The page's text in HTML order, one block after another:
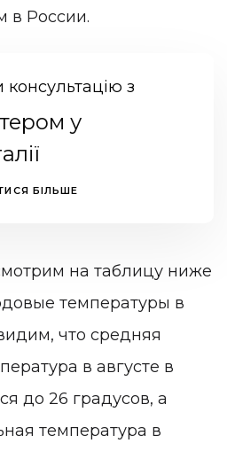
в России.
з
у
БІЛЬШЕ
на таблицу ниже
температуры в
что средняя
в августе в
до 26 градусов, а
температура в